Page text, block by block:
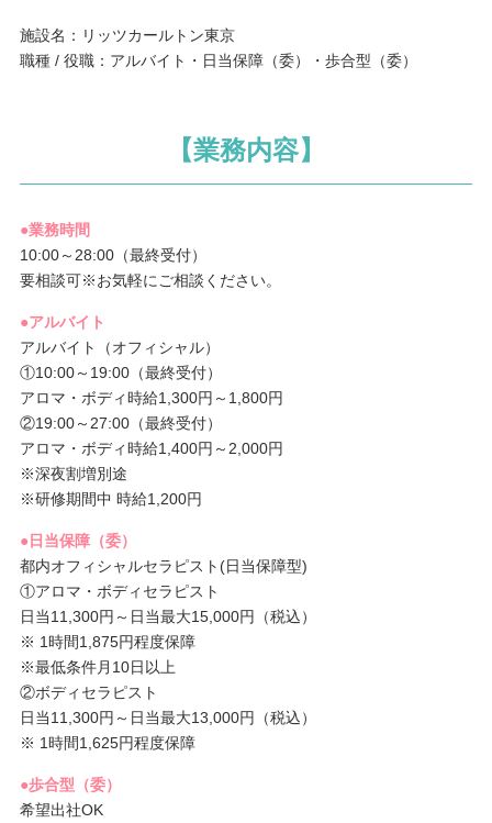
施設名：リッツカールトン東京
職種 / 役職：アルバイト・日当保障（委）・歩合型（委）
【業務内容】
●業務時間
10:00～28:00（最終受付）
要相談可※お気軽にご相談ください。
●アルバイト
アルバイト（オフィシャル）
①10:00～19:00（最終受付）
アロマ・ボディ時給1,300円～1,800円
②19:00～27:00（最終受付）
アロマ・ボディ時給1,400円～2,000円
※深夜割増別途
※研修期間中 時給1,200円
●日当保障（委）
都内オフィシャルセラピスト(日当保障型)
①アロマ・ボディセラピスト
日当11,300円～日当最大15,000円（税込）
※ 1時間1,875円程度保障
※最低条件月10日以上
②ボディセラピスト
日当11,300円～日当最大13,000円（税込）
※ 1時間1,625円程度保障
●歩合型（委）
希望出社OK